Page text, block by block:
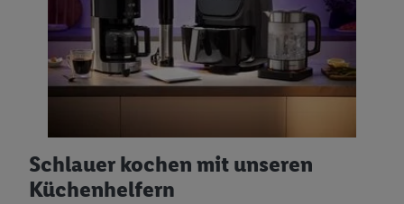
Schlauer kochen mit unseren
Küchenhelfern